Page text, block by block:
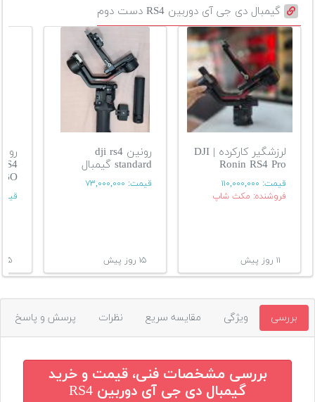
گیمبال دی جی آی دوربین RS4 دست دوم
لرزشگیر کارکرده | DJI
Ronin RS4 Pro
قیمت: ۱۱۰,۰۰۰,۰۰۰
فروشنده: مکث شاپ
۱۱ روز پیش
رونین dji rs4
standard گیمبال
قیمت: ۷۳,۰۰۰,۰۰۰
۱۵ روز پیش ۱۵ روز پیش
بررسی ویژگی مقایسه سریع نظرات پرسش و پاسخ
بررسی مشخصات فنی، قیمت و خرید
گیمبال دی جی آی دوربین RS4